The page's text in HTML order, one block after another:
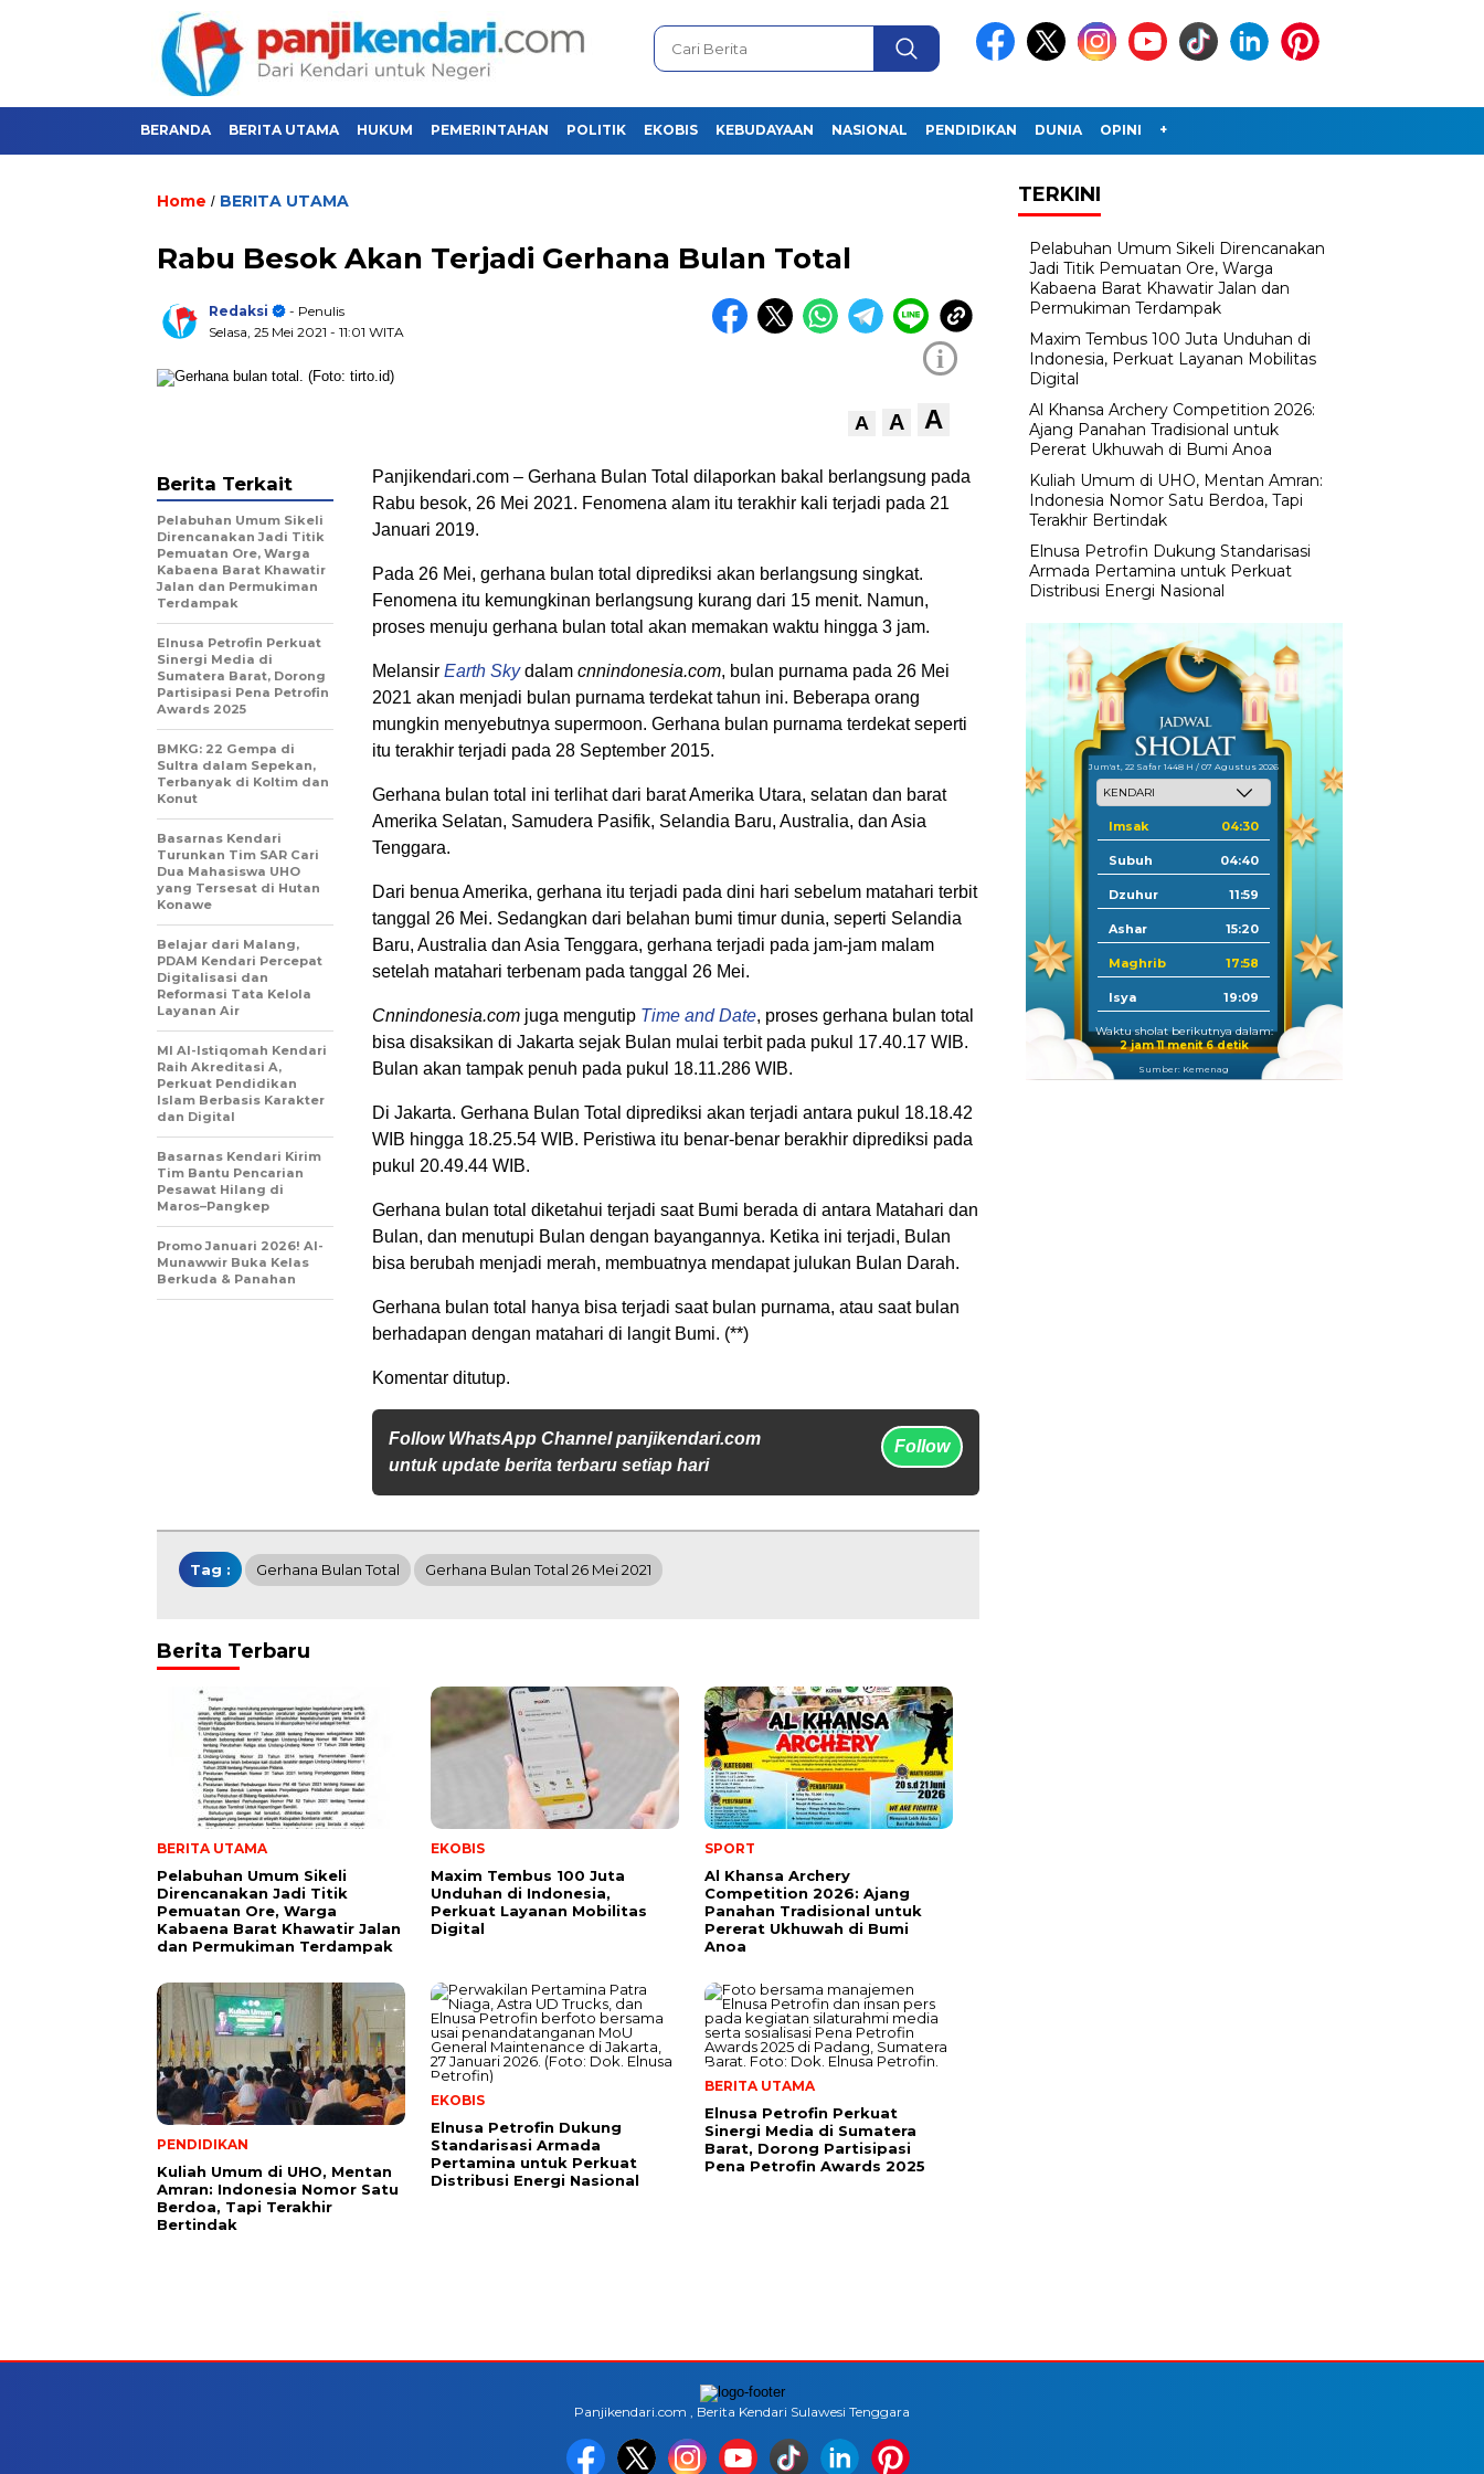
BERANDA BERITA UTAMA HUKUM PEMERINTAHAN POLITIK EKOBIS KEBUDAYAAN NASIONAL PENDIDIKAN DUNIA OPINI +
Home / BERITA UTAMA
Rabu Besok Akan Terjadi Gerhana Bulan Total
Redaksi
- Penulis
Selasa, 25 Mei 2021 - 11:01 WITA
i
A A A
Panjikendari.com – Gerhana Bulan Total dilaporkan bakal berlangsung pada
Rabu besok, 26 Mei 2021. Fenomena alam itu terakhir kali terjadi pada 21
Januari 2019.
Pada 26 Mei, gerhana bulan total diprediksi akan berlangsung singkat.
Fenomena itu kemungkinan berlangsung kurang dari 15 menit. Namun,
proses menuju gerhana bulan total akan memakan waktu hingga 3 jam.
Melansir Earth Sky dalam cnnindonesia.com, bulan purnama pada 26 Mei
2021 akan menjadi bulan purnama terdekat tahun ini. Beberapa orang
mungkin menyebutnya supermoon. Gerhana bulan purnama terdekat seperti
itu terakhir terjadi pada 28 September 2015.
Gerhana bulan total ini terlihat dari barat Amerika Utara, selatan dan barat
Amerika Selatan, Samudera Pasifik, Selandia Baru, Australia, dan Asia
Tenggara.
Dari benua Amerika, gerhana itu terjadi pada dini hari sebelum matahari terbit
tanggal 26 Mei. Sedangkan dari belahan bumi timur dunia, seperti Selandia
Baru, Australia dan Asia Tenggara, gerhana terjadi pada jam-jam malam
setelah matahari terbenam pada tanggal 26 Mei.
Cnnindonesia.com juga mengutip Time and Date, proses gerhana bulan total
bisa disaksikan di Jakarta sejak Bulan mulai terbit pada pukul 17.40.17 WIB.
Bulan akan tampak penuh pada pukul 18.11.286 WIB.
Di Jakarta. Gerhana Bulan Total diprediksi akan terjadi antara pukul 18.18.42
WIB hingga 18.25.54 WIB. Peristiwa itu benar-benar berakhir diprediksi pada
pukul 20.49.44 WIB.
Gerhana bulan total diketahui terjadi saat Bumi berada di antara Matahari dan
Bulan, dan menutupi Bulan dengan bayangannya. Ketika ini terjadi, Bulan
bisa berubah menjadi merah, membuatnya mendapat julukan Bulan Darah.
Gerhana bulan total hanya bisa terjadi saat bulan purnama, atau saat bulan
berhadapan dengan matahari di langit Bumi. (**)
Komentar ditutup.
Follow WhatsApp Channel panjikendari.com
untuk update berita terbaru setiap hari
Follow
Berita Terkait
Pelabuhan Umum Sikeli
Direncanakan Jadi Titik
Pemuatan Ore, Warga
Kabaena Barat Khawatir
Jalan dan Permukiman
Terdampak
Elnusa Petrofin Perkuat
Sinergi Media di
Sumatera Barat, Dorong
Partisipasi Pena Petrofin
Awards 2025
BMKG: 22 Gempa di
Sultra dalam Sepekan,
Terbanyak di Koltim dan
Konut
Basarnas Kendari
Turunkan Tim SAR Cari
Dua Mahasiswa UHO
yang Tersesat di Hutan
Konawe
Belajar dari Malang,
PDAM Kendari Percepat
Digitalisasi dan
Reformasi Tata Kelola
Layanan Air
MI Al-Istiqomah Kendari
Raih Akreditasi A,
Perkuat Pendidikan
Islam Berbasis Karakter
dan Digital
Basarnas Kendari Kirim
Tim Bantu Pencarian
Pesawat Hilang di
Maros–Pangkep
Promo Januari 2026! Al-
Munawwir Buka Kelas
Berkuda & Panahan
Tag : Gerhana Bulan Total Gerhana Bulan Total 26 Mei 2021
Berita Terbaru
BERITA UTAMA
Pelabuhan Umum Sikeli
Direncanakan Jadi Titik
Pemuatan Ore, Warga
Kabaena Barat Khawatir Jalan
dan Permukiman Terdampak
EKOBIS
Maxim Tembus 100 Juta
Unduhan di Indonesia,
Perkuat Layanan Mobilitas
Digital
SPORT
Al Khansa Archery
Competition 2026: Ajang
Panahan Tradisional untuk
Pererat Ukhuwah di Bumi
Anoa
PENDIDIKAN
Kuliah Umum di UHO, Mentan
Amran: Indonesia Nomor Satu
Berdoa, Tapi Terakhir
Bertindak
EKOBIS
Elnusa Petrofin Dukung
Standarisasi Armada
Pertamina untuk Perkuat
Distribusi Energi Nasional
BERITA UTAMA
Elnusa Petrofin Perkuat
Sinergi Media di Sumatera
Barat, Dorong Partisipasi
Pena Petrofin Awards 2025
TERKINI
Pelabuhan Umum Sikeli Direncanakan
Jadi Titik Pemuatan Ore, Warga
Kabaena Barat Khawatir Jalan dan
Permukiman Terdampak
Maxim Tembus 100 Juta Unduhan di
Indonesia, Perkuat Layanan Mobilitas
Digital
Al Khansa Archery Competition 2026:
Ajang Panahan Tradisional untuk
Pererat Ukhuwah di Bumi Anoa
Kuliah Umum di UHO, Mentan Amran:
Indonesia Nomor Satu Berdoa, Tapi
Terakhir Bertindak
Elnusa Petrofin Dukung Standarisasi
Armada Pertamina untuk Perkuat
Distribusi Energi Nasional
Jum'at, 22 Safar 1448 H / 07 Agustus 2026
Imsak 04:30
Subuh 04:40
Dzuhur 11:59
Ashar 15:20
Maghrib 17:58
Isya 19:09
Waktu sholat berikutnya dalam:
2 jam 11 menit 6 detik
Sumber: Kemenag
Panjikendari.com , Berita Kendari Sulawesi Tenggara